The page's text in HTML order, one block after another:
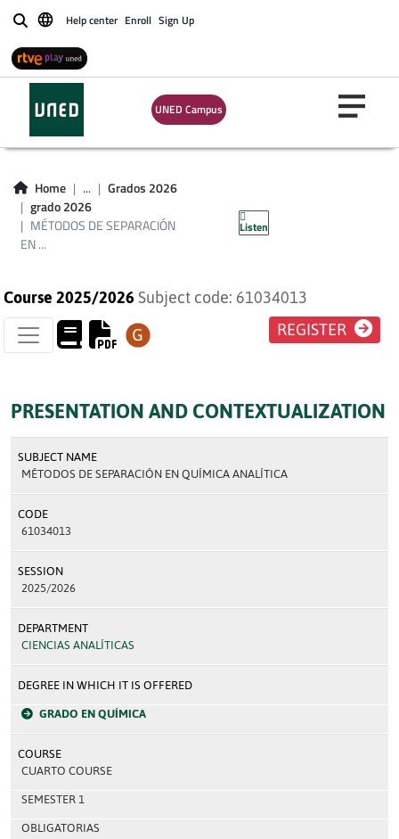
BuscarHelp center Enroll Sign Up
UNED Campus
Home ...
Grados 2026
grado 2026
MÉTODOS DE SEPARACIÓN
EN ...
Listen
MÉTODOS DE
SEPARACIÓN EN
QUÍMICA ANALÍTICA
Course 2025/2026 Subject code: 61034013
REGISTER
PRESENTATION AND CONTEXTUALIZATION
SUBJECT NAME
MÉTODOS DE SEPARACIÓN EN QUÍMICA ANALÍTICA
CODE
61034013
SESSION
2025/2026
DEPARTMENT
CIENCIAS ANALÍTICAS
DEGREE IN WHICH IT IS OFFERED
GRADO EN QUÍMICA
COURSE
CUARTO COURSE
SEMESTER 1
OBLIGATORIAS